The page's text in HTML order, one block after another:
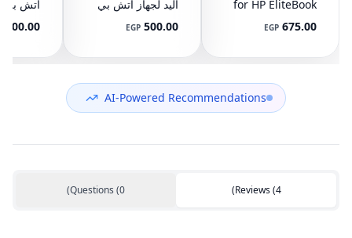
for HP EliteBook
745 G3 G4, 840
G3 G4, 848 G3
DC05V 0.50A
675.00
EGP
اليد لجهاز اتش بي
مع تاتش باد
(مستعمل)
500.00
EGP
400.00
AI-Powered Recommendations
Reviews(4
)
Questions (0
)